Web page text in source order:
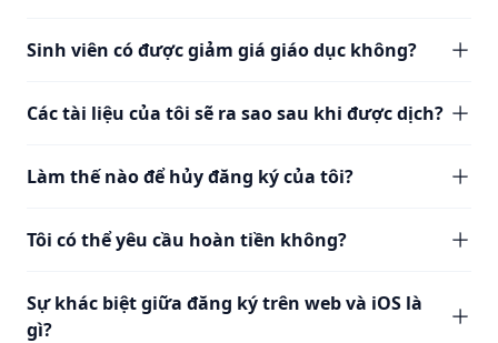
Sinh viên có được giảm giá giáo dục không?
Các tài liệu của tôi sẽ ra sao sau khi được dịch?
Làm thế nào để hủy đăng ký của tôi?
Tôi có thể yêu cầu hoàn tiền không?
Sự khác biệt giữa đăng ký trên web và iOS là
gì?